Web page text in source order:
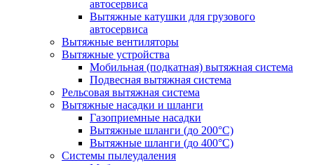
автосервиса
Вытяжные катушки для грузового
автосервиса
Вытяжные вентиляторы
Вытяжные устройства
Мобильная (подкатная) вытяжная система
Подвесная вытяжная система
Рельсовая вытяжная система
Вытяжные насадки и шланги
Газоприемные насадки
Вытяжные шланги (до 200°C)
Вытяжные шланги (до 400°C)
Системы пылеудаления